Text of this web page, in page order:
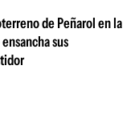
de Peñarol en la
sus